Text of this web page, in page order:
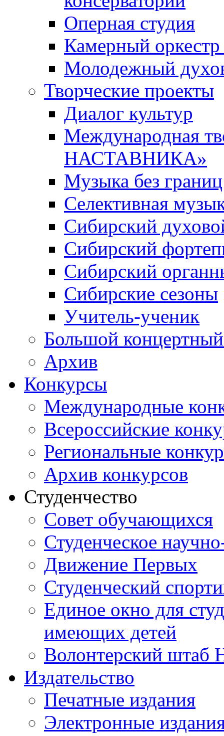
Оперная студия
Камерный оркестр
Молодежный
Творческие проекты
Диалог культур
Международная
НАСТАВНИКА»
Музыка без границ
Селективная
Сибирский
Сибирский
Сибирский
Сибирские сезоны
Учитель-ученик
Большой концертный
Архив
Конкурсы
Международные
Всероссийские
Региональные
Архив конкурсов
Студенчество
Совет обучающихся
Студенческое
Движение Первых
Студенческий
Единое окно для
имеющих детей
Волонтерский штаб
Издательство
Печатные издания
Электронные